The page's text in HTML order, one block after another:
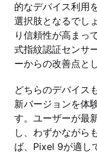
的なデバイス利用
選択肢となるでし
り信頼性が高まっ
式指紋認証センサ
ーからの改善点と
どちらのデバイス
新バージョンを体
す。ユーザーが最
し、わずかながら
ば、Pixel 9が適し